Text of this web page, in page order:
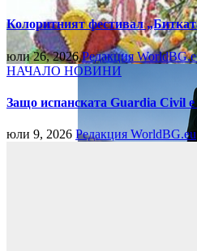
Колоритният фестивал
юли 26, 2026Редакция
НАЧАЛО НОВИНИ
Защо испанската Guardia Civil
юли 9, 2026 Редакция WorldBG.eu